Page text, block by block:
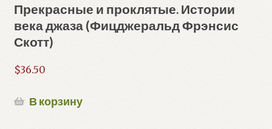
Прекрасные и проклятые. Истории
века джаза (Фицджеральд Фрэнсис
Скотт)
$36.50
В корзину